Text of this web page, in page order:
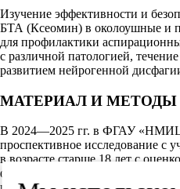
Изучение эффективности и
БТА (Ксеомин) в околоушные и
для профилактики
с различной патологией,
развитием нейрогенной
МАТЕРИАЛ И МЕТОДЫ
В 2024—2025 гг. в ФГАУ
проспективное исследование с
в возрасте старше 18 лет с